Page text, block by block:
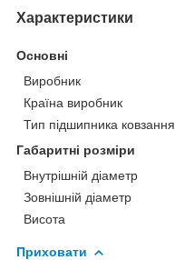
Характеристики
Основні
Виробник
Країна виробник
Тип підшипника ковзання
Габаритні розміри
Внутрішній діаметр
Зовнішній діаметр
Висота
Приховати